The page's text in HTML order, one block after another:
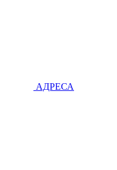
АДРЕСА